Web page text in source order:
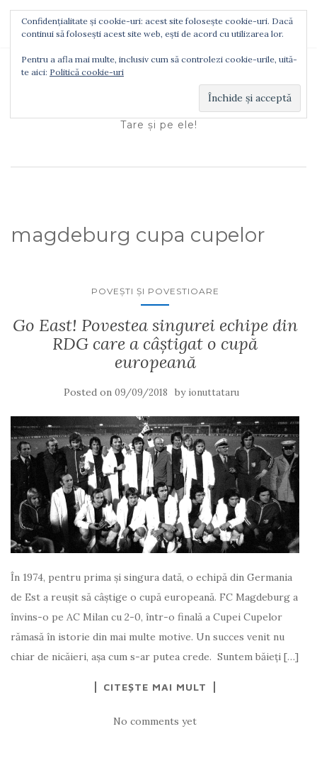
TOGGLE NAVIGATION
Ionuţ Tătaru
Tare şi pe ele!
magdeburg cupa cupelor
POVEŞTI ŞI POVESTIOARE
Go East! Povestea singurei echipe din
RDG care a câştigat o cupă
europeană
Posted on 09/09/2018 by ionuttataru
În 1974, pentru prima şi singura dată, o echipă din Germania
de Est a reuşit să câştige o cupă europeană. FC Magdeburg a
învins-o pe AC Milan cu 2-0, într-o finală a Cupei Cupelor
rămasă în istorie din mai multe motive. Un succes venit nu
chiar de nicăieri, aşa cum s-ar putea crede. Suntem băieţi […]
CITEȘTE MAI MULT
No comments yet
Confidențialitate și cookie-uri: acest site folosește cookie-uri. Dacă
continui să folosești acest site web, ești de acord cu utilizarea lor.
Pentru a afla mai multe, inclusiv cum să controlezi cookie-urile, uită-
te aici: Politică cookie-uri